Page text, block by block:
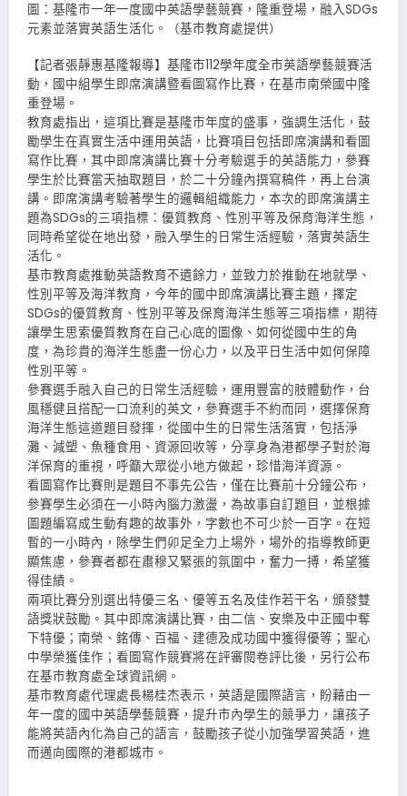
圖：基隆市一年一度國中英語學藝競賽，隆重登場，融入SDGs
元素並落實英語生活化。（基市教育處提供）
【記者張靜惠基隆報導】基隆市112學年度全市英語學藝競賽活
動，國中組學生即席演講暨看圖寫作比賽，在基市南榮國中隆
重登場。
教育處指出，這項比賽是基隆市年度的盛事，強調生活化，鼓
勵學生在真實生活中運用英語，比賽項目包括即席演講和看圖
寫作比賽，其中即席演講比賽十分考驗選手的英語能力，參賽
學生於比賽當天抽取題目，於二十分鐘內撰寫稿件，再上台演
講。即席演講考驗著學生的邏輯組織能力，本次的即席演講主
題為SDGs的三項指標：優質教育、性別平等及保育海洋生態，
同時希望從在地出發，融入學生的日常生活經驗，落實英語生
活化。
基市教育處推動英語教育不遺餘力，並致力於推動在地就學、
性別平等及海洋教育，今年的國中即席演講比賽主題，擇定
SDGs的優質教育、性別平等及保育海洋生態等三項指標，期待
讓學生思索優質教育在自己心底的圖像、如何從國中生的角
度，為珍貴的海洋生態盡一份心力，以及平日生活中如何保障
性別平等。
參賽選手融入自己的日常生活經驗，運用豐富的肢體動作，台
風穩健且搭配一口流利的英文，參賽選手不約而同，選擇保育
海洋生態這道題目發揮，從國中生的日常生活落實，包括淨
灘、減塑、魚種食用、資源回收等，分享身為港都學子對於海
洋保育的重視，呼籲大眾從小地方做起，珍惜海洋資源。
看圖寫作比賽則是題目不事先公告，僅在比賽前十分鐘公布，
參賽學生必須在一小時內腦力激盪，為故事自訂題目，並根據
圖題編寫成生動有趣的故事外，字數也不可少於一百字。在短
暫的一小時內，除學生們卯足全力上場外，場外的指導教師更
顯焦慮，參賽者都在肅穆又緊張的氛圍中，奮力一搏，希望獲
得佳績。
兩項比賽分別選出特優三名、優等五名及佳作若干名，頒發雙
語獎狀鼓勵。其中即席演講比賽，由二信、安樂及中正國中奪
下特優；南榮、銘傳、百福、建德及成功國中獲得優等；聖心
中學榮獲佳作；看圖寫作競賽將在評審閱卷評比後，另行公布
在基市教育處全球資訊網。
基市教育處代理處長楊桂杰表示，英語是國際語言，盼藉由一
年一度的國中英語學藝競賽，提升市內學生的競爭力，讓孩子
能將英語內化為自己的語言，鼓勵孩子從小加強學習英語，進
而邁向國際的港都城市。